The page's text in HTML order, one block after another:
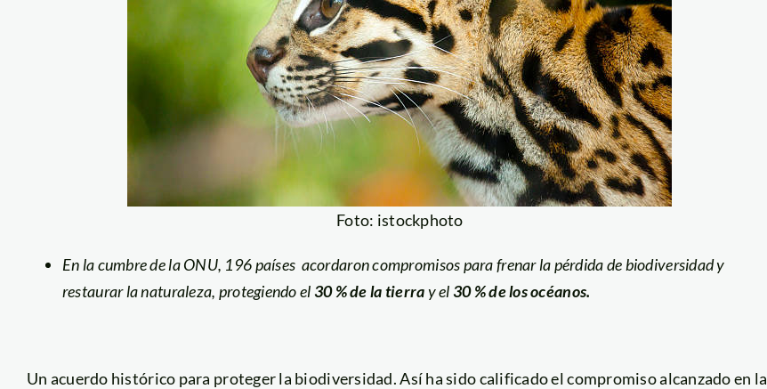
Foto: istockphoto
En la cumbre de la ONU, 196 países acordaron compromisos para frenar la pérdida de biodiversidad y
restaurar la naturaleza, protegiendo el30 % de la tierray el30 % de los océanos.
Un acuerdo histórico para proteger la biodiversidad. Así ha sido calificado el compromiso alcanzado en la